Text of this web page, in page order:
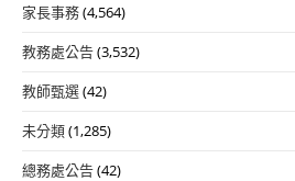
家長事務(4,564)
教務處公告(3,532)
教師甄選(42)
未分類(1,285)
總務處公告(42)